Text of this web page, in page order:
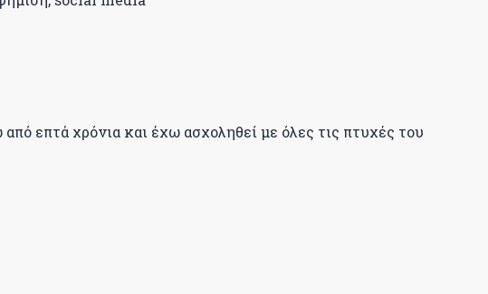
επτά χρόνια και έχω ασχοληθεί με όλες τις πτυχές του